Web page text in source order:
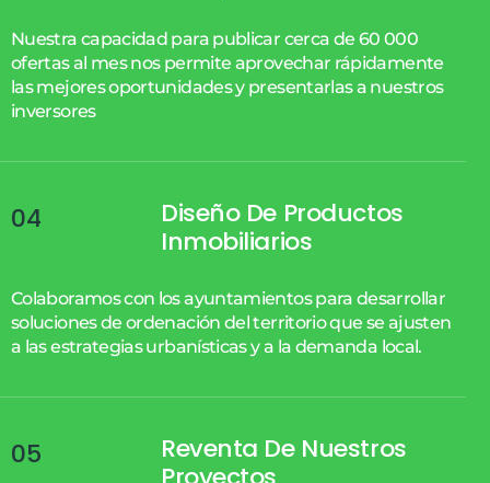
Nuestra capacidad para publicar cerca de 60 000
ofertas al mes nos permite aprovechar rápidamente
las mejores oportunidades y presentarlas a nuestros
inversores
04
Diseño De Productos
Inmobiliarios
Colaboramos con los ayuntamientos para desarrollar
soluciones de ordenación del territorio que se ajusten
a las estrategias urbanísticas y a la demanda local.
05
Reventa De Nuestros